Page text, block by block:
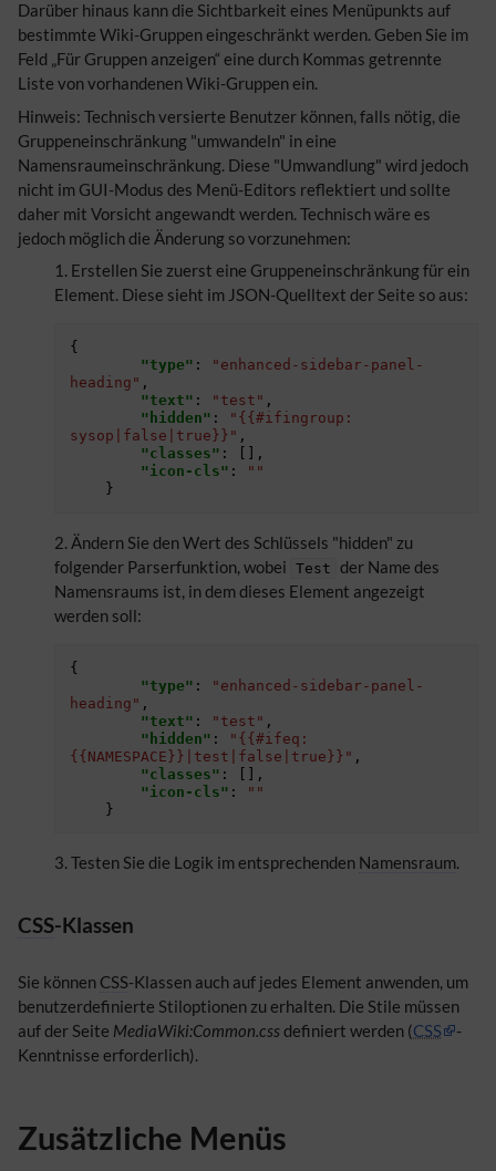
Darüber hinaus kann die Sichtbarkeit eines Menüpunkts auf
bestimmte Wiki-Gruppen eingeschränkt werden. Geben Sie im
Feld „Für Gruppen anzeigen“ eine durch Kommas getrennte
Liste von vorhandenen Wiki-Gruppen ein.
​Hinweis: Technisch versierte Benutzer können, falls nötig, die
Gruppeneinschränkung "umwandeln" in eine
Namensraumeinschränkung. Diese "Umwandlung" wird jedoch
nicht im GUI-Modus des Menü-Editors reflektiert und sollte
daher mit Vorsicht angewandt werden. Technisch wäre es
jedoch möglich die Änderung so vorzunehmen:
Erstellen Sie zuerst eine Gruppeneinschränkung für ein
Element. Diese sieht im JSON-Quelltext der Seite so aus:
{
"type" :
"enhanced-sidebar-panel-
heading" ,
"text" : "test" ,
"hidden" :
"{{#ifingroup:
sysop|false|true}}" ,
"classes" :
[],
"icon-cls" :
""
}
Ändern Sie den Wert des Schlüssels "hidden" zu
folgender Parserfunktion, wobei
Test der Name des
Namensraums ist, in dem dieses Element angezeigt
werden soll:
{
"type" :
"enhanced-sidebar-panel-
heading" ,
"text" : "test" ,
"hidden" :
"{{#ifeq:
{{NAMESPACE}}|test|false|true}}" ,
"classes" :
[],
"icon-cls" :
""
}
Testen Sie die Logik im entsprechenden Namensraum.
CSS-Klassen
Sie können CSS-Klassen auch auf jedes Element anwenden, um
benutzerdefinierte Stiloptionen zu erhalten. Die Stile müssen
auf der Seite MediaWiki:Common.css definiert werden (CSS
-
Kenntnisse erforderlich).
Zusätzliche Menüs